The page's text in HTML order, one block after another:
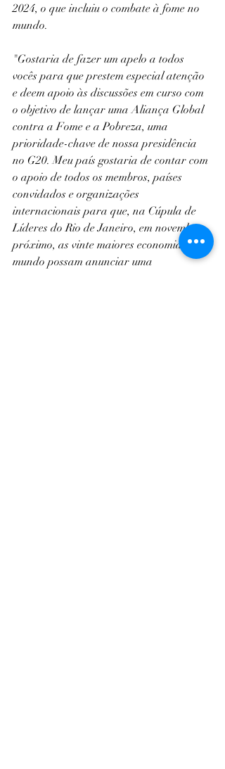
2024, o que incluiu o combate à fome no
mundo.
"Gostaria de fazer um apelo a todos
vocês para que prestem especial atenção
e deem apoio às discussões em curso com
o objetivo de lançar uma Aliança Global
contra a Fome e a Pobreza, uma
prioridade-chave de nossa presidência
no G20. Meu país gostaria de contar com
o apoio de todos os membros, países
convidados e organizações
internacionais para que, na Cúpula de
Líderes do Rio de Janeiro, em novembro
próximo, as vinte maiores economias do
mundo possam anunciar uma